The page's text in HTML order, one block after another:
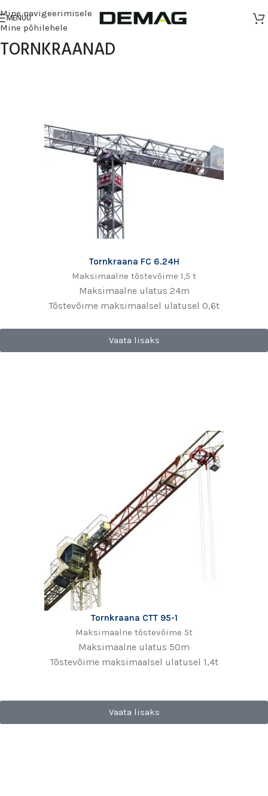
Mine navigeerimisele
Mine põhilehele
MENÜÜ
TORNKRAANAD
Tornkraana FC 6.24H
Maksimaalne tõstevõime 1,5 t
Maksimaalne ulatus 24m
Tõstevõime maksimaalsel ulatusel 0,6t
Vaata lisaks
Tornkraana CTT 95-1
Maksimaalne tõstevõime 5t
Maksimaalne ulatus 50m
Tõstevõime maksimaalsel ulatusel 1,4t
Vaata lisaks